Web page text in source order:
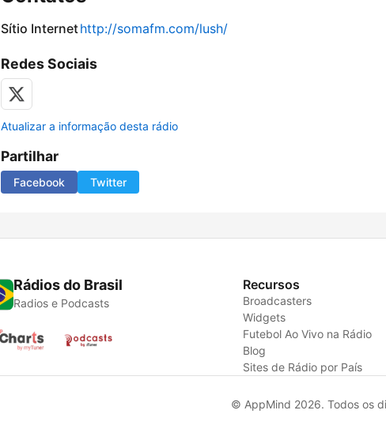
Sítio Internethttp://somafm.com/lush/
Redes Sociais
Atualizar a informação desta rádio
Partilhar
Facebook Twitter
Rádios do Brasil
Radios e Podcasts
Recursos
Broadcasters
Widgets
Futebol Ao Vivo na Rádio
Blog
Sites de Rádio por País
© AppMind 2026. Todos os